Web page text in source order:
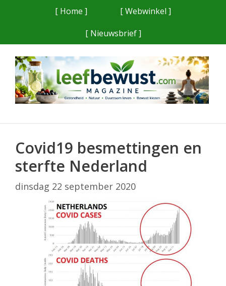
[ Home ]
[ Webwinkel ]
[ Nieuwsbrief ]
Covid19 besmettingen en
sterfte Nederland
dinsdag 22 september 2020